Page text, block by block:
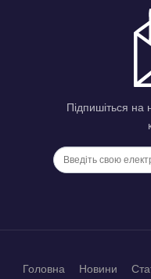
Підпишіться
Головна Новини